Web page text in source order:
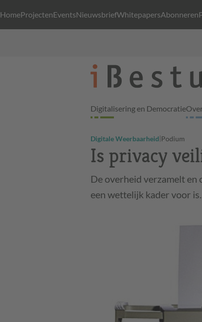
HomeProjectenEventsNieuwsbriefWhitepapersAbonneren
Digitalisering en Democratie
Digitale Weerbaarheid|Podium
Is privacy
De overheid verzamelt en
een wettelijk kader voor